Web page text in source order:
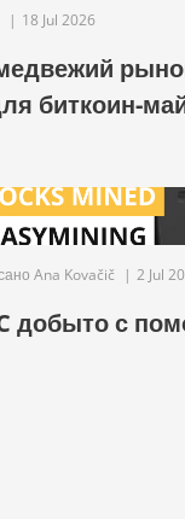
| 18 Jul 2026
биткоин-
Ana Kovačič | 2 Jul
добыто с